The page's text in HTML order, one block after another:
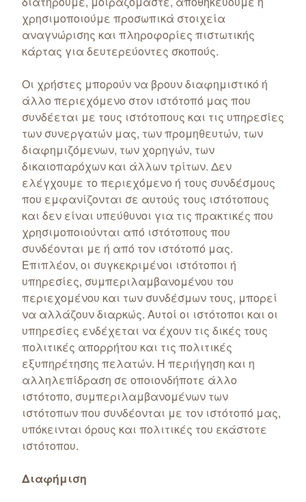
χρησιμοποιούμε προσωπικά στοιχεία
αναγνώρισης και πληροφορίες πιστωτικής
κάρτας για δευτερεύοντες σκοπούς.
Οι χρήστες μπορούν να βρουν διαφημιστικό ή
άλλο περιεχόμενο στον ιστότοπό μας που
συνδέεται με τους ιστότοπους και τις υπηρεσίες
των συνεργατών μας, των προμηθευτών, των
διαφημιζόμενων, των χορηγών, των
δικαιοπαρόχων και άλλων τρίτων. Δεν
ελέγχουμε το περιεχόμενο ή τους συνδέσμους
που εμφανίζονται σε αυτούς τους ιστότοπους
και δεν είναι υπεύθυνοι για τις πρακτικές που
χρησιμοποιούνται από ιστότοπους που
συνδέονται με ή από τον ιστότοπό μας.
Επιπλέον, οι συγκεκριμένοι ιστότοποι ή
υπηρεσίες, συμπεριλαμβανομένου του
περιεχομένου και των συνδέσμων τους, μπορεί
να αλλάζουν διαρκώς. Αυτοί οι ιστότοποι και οι
υπηρεσίες ενδέχεται να έχουν τις δικές τους
πολιτικές απορρήτου και τις πολιτικές
εξυπηρέτησης πελατών. Η περιήγηση και η
αλληλεπίδραση σε οποιονδήποτε άλλο
ιστότοπο, συμπεριλαμβανομένων των
ιστότοπων που συνδέονται με τον ιστότοπό μας,
υπόκεινται όρους και πολιτικές του εκάστοτε
ιστότοπου.
Διαφήμιση